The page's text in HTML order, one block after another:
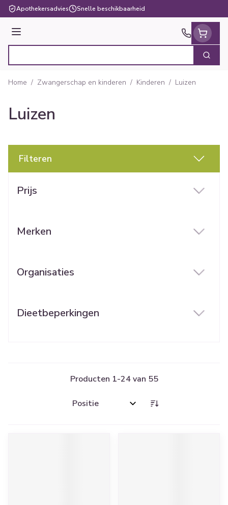
Ga naar de inhoud
Apothekersadvies Snelle beschikbaarheid
Menu
Zoek
Home / Zwangerschap en kinderen / Kinderen / Luizen
Luizen
Filteren
Prijs
Merken
Organisaties
Dieetbeperkingen
Producten 1-24van 55
Sorteer op: